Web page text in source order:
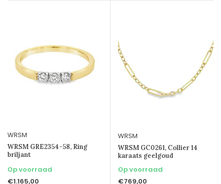
WRSM
WRSM GRE2354-58, Ring
briljant
Op voorraad
€1.165,00
WRSM
WRSM GC0261, Collier 14
karaats geelgoud
Op voorraad
€769,00